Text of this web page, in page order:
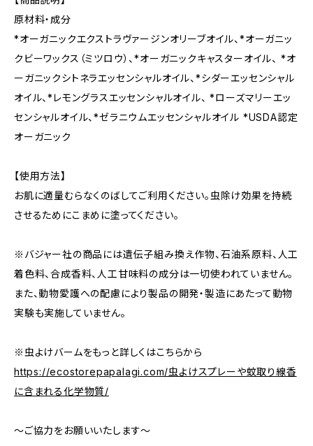
原材料・成分
*オーガニックエクストラヴァージンオリーブオイル、*オーガニッ
クビーワックス（ミツロウ）、*オーガニックキャスターオイル、 *オ
ーガニックシトネラエッセンシャルオイル、*シダーエッセンシャル
オイル、*レモングラスエッセンシャルオイル、 *ローズマリーエッ
センシャルオイル、*ゼラニウムエッセンシャルオイル *USDA認定
オーガニック
【使用方法】
お肌に適量むらなくのばしてご利用ください。虫除け効果を持続
させるためにこまめに塗ってください。
※バジャー社の商品には遺伝子組み換え作物、石油系原料、人工
着色料、合成香料、人工甘味料の成分は一切使われていません。
また、動物愛護への配慮により製品の開発・製造にあたって動物
実験も実施していません。
※虫よけバームをもっと詳しくはこちらから
https://ecostorepapalagi.com/虫よけスプレーや蚊取り線香
に含まれる化学物質/
～ご協力をお願いいたします～